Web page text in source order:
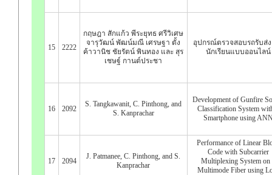
15 2222
กฤษฎา สักแก้ว พีระยุทธ ศรีวิเศษ
จารุวัฒน์ พัฒน์มณี เศรษฐา ตั้ง
ค้าวานิช ชัยรัตน์ พินทอง และ สุร
เชษฐ์ กานต์ประชา
อุปกรณ์ตรวจสอบรถรับส่ง
นักเรียนแบบออนไลน์
16 2092
S. Tangkawanit, C. Pinthong, and
S. Kanprachar
Development of Gunfire
Classification System
Smartphone using
17 2094
J. Patmanee, C. Pinthong, and S.
Kanprachar
Performance of Linear
Code with Subcarrier
Multiplexing System on
Multimode Fiber using